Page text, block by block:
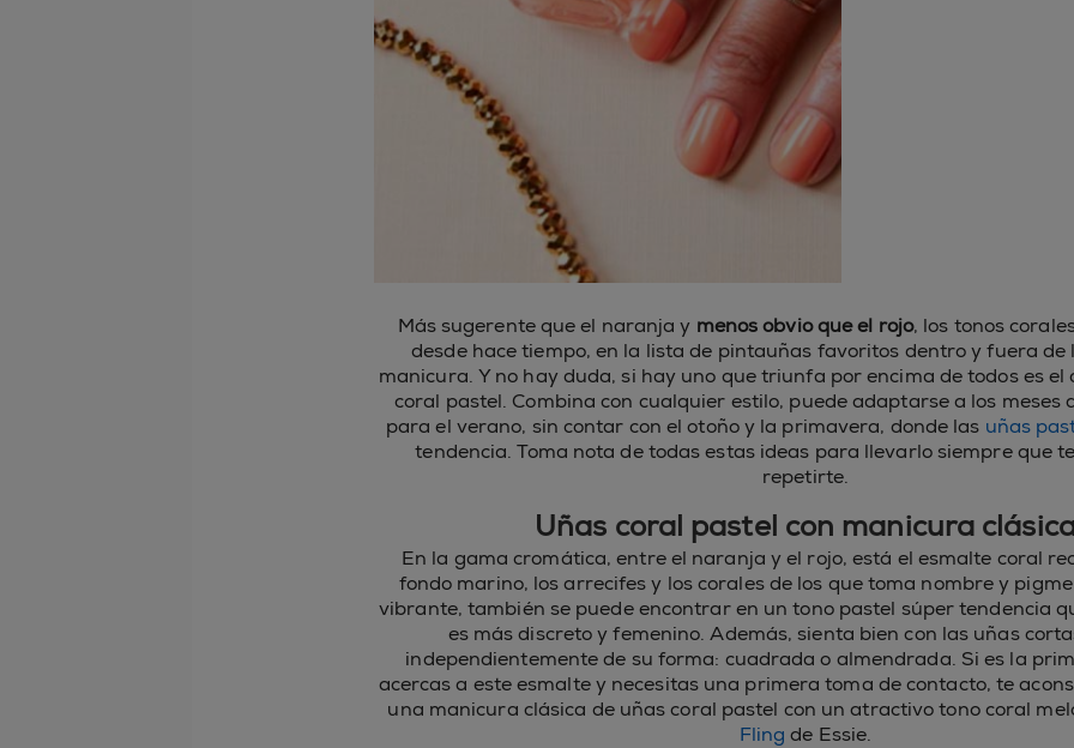
Más sugerente que el naranja y menos obvio que el rojo, los tonos
desde hace tiempo, en la lista de pintauñas favoritos dentro y fuera de
manicura. Y no hay duda, si hay uno que triunfa por encima de todos es el
coral pastel. Combina con cualquier estilo, puede adaptarse a los meses
para el verano, sin contar con el otoño y la primavera, donde las uñas
tendencia. Toma nota de todas estas ideas para llevarlo siempre que
repetirte.
Uñas coral pastel con manicura
En la gama cromática, entre el naranja y el rojo, está el esmalte coral
fondo marino, los arrecifes y los corales de los que toma nombre y
vibrante, también se puede encontrar en un tono pastel súper tendencia
es más discreto y femenino. Además, sienta bien con las uñas
independientemente de su forma: cuadrada o almendrada. Si es la
acercas a este esmalte y necesitas una primera toma de contacto, te
una manicura clásica de uñas coral pastel con un atractivo tono coral
Fling de Essie.